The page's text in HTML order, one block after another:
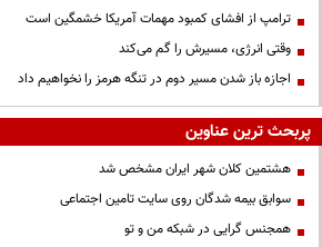
ترامپ از افشای کمبود مهمات آمریکا خشمگین است
وقتی انرژی، مسیرش را گم می‌کند
اجازه باز شدن مسیر دوم در تنگه هرمز را نخواهیم داد
پربحث ترین عناوین
هشتمین کلان شهر ایران مشخص شد
سوابق بیمه شدگان روی سایت تامین اجتماعی
همجنس گرایی در شبکه من و تو